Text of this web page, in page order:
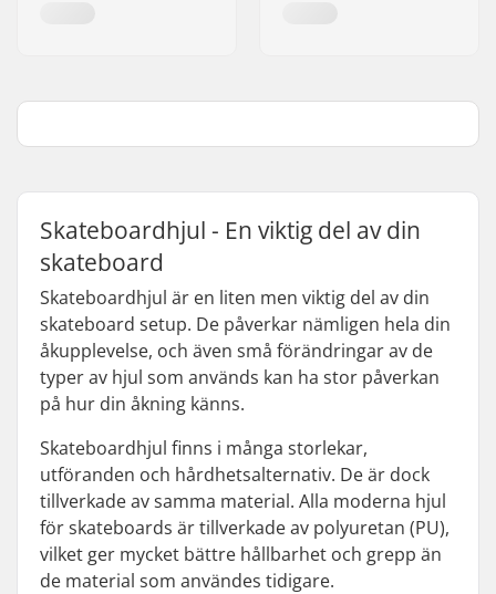
Skateboardhjul - En viktig del av din
skateboard
Skateboardhjul är en liten men viktig del av din
skateboard setup. De påverkar nämligen hela din
åkupplevelse, och även små förändringar av de
typer av hjul som används kan ha stor påverkan
på hur din åkning känns.
Skateboardhjul finns i många storlekar,
utföranden och hårdhetsalternativ. De är dock
tillverkade av samma material. Alla moderna hjul
för skateboards är tillverkade av polyuretan (PU),
vilket ger mycket bättre hållbarhet och grepp än
de material som användes tidigare.